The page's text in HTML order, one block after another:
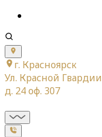
г. Красноярск
Ул. Красной Гвардии
д. 24 оф. 307